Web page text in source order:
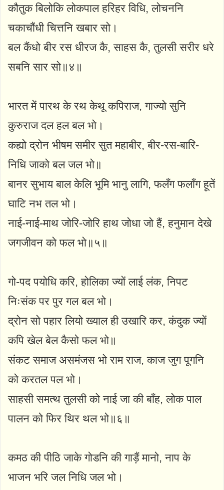
कौतुक बिलोकि लोकपाल हरिहर विधि, लोचननि
चकाचौंधी चित्तनि खबार सो।
बल कैंधो बीर रस धीरज कै, साहस कै, तुलसी सरीर धरे
सबनि सार सो॥४॥
भारत में पारथ के रथ केथू कपिराज, गाज्यो सुनि
कुरुराज दल हल बल भो।
कह्यो द्रोन भीषम समीर सुत महाबीर, बीर-रस-बारि-
निधि जाको बल जल भो॥
बानर सुभाय बाल केलि भूमि भानु लागि, फलँग फलाँग हूतें
घाटि नभ तल भो।
नाई-नाई-माथ जोरि-जोरि हाथ जोधा जो हैं, हनुमान देखे
जगजीवन को फल भो॥५॥
गो-पद पयोधि करि, होलिका ज्यों लाई लंक, निपट
निःसंक पर पुर गल बल भो।
द्रोन सो पहार लियो ख्याल ही उखारि कर, कंदुक ज्यों
कपि खेल बेल कैसो फल भो॥
संकट समाज असमंजस भो राम राज, काज जुग पूगनि
को करतल पल भो।
साहसी समत्थ तुलसी को नाई जा की बाँह, लोक पाल
पालन को फिर थिर थल भो॥६॥
कमठ की पीठि जाके गोडनि की गाड़ैं मानो, नाप के
भाजन भरि जल निधि जल भो।